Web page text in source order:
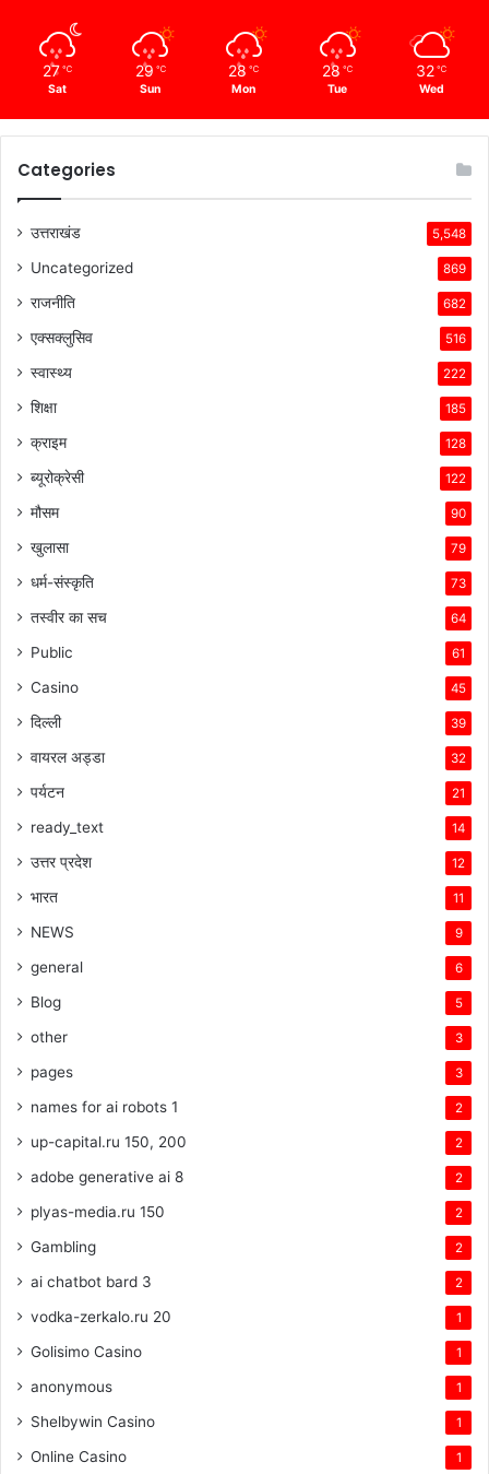
27 ℃
Sat
29 ℃
Sun
28 ℃
Mon
28 ℃
Tue
32 ℃
Wed
Categories
उत्तराखंड 5,548
Uncategorized 869
राजनीति 682
एक्सक्लुसिव 516
स्वास्थ्य 222
शिक्षा 185
क्राइम 128
ब्यूरोक्रेसी 122
मौसम 90
खुलासा 79
धर्म-संस्कृति 73
तस्वीर का सच 64
Public 61
Casino 45
दिल्ली 39
वायरल अड्डा 32
पर्यटन 21
ready_text 14
उत्तर प्रदेश 12
भारत 11
NEWS 9
general 6
Blog 5
other 3
pages 3
names for ai robots 1 2
up-capital.ru 150, 200 2
adobe generative ai 8 2
plyas-media.ru 150 2
Gambling 2
ai chatbot bard 3 2
vodka-zerkalo.ru 20 1
Golisimo Casino 1
anonymous 1
Shelbywin Casino 1
Online Casino 1